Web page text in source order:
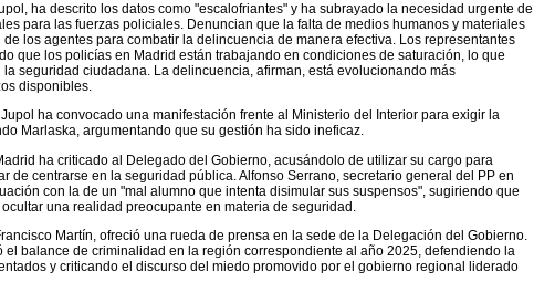
ha descrito los datos como "escalofriantes" y ha subrayado la necesidad urgente de
para las fuerzas policiales. Denuncian que la falta de medios humanos y materiales
los agentes para combatir la delincuencia de manera efectiva. Los representantes
que los policías en Madrid están trabajando en condiciones de saturación, lo que
seguridad ciudadana. La delincuencia, afirman, está evolucionando más
disponibles.
ha convocado una manifestación frente al Ministerio del Interior para exigir la
Marlaska, argumentando que su gestión ha sido ineficaz.
ha criticado al Delegado del Gobierno, acusándolo de utilizar su cargo para
de centrarse en la seguridad pública. Alfonso Serrano, secretario general del PP en
con la de un "mal alumno que intenta disimular sus suspensos", sugiriendo que
una realidad preocupante en materia de seguridad.
Martín, ofreció una rueda de prensa en la sede de la Delegación del Gobierno.
el balance de criminalidad en la región correspondiente al año 2025, defendiendo la
y criticando el discurso del miedo promovido por el gobierno regional liderado